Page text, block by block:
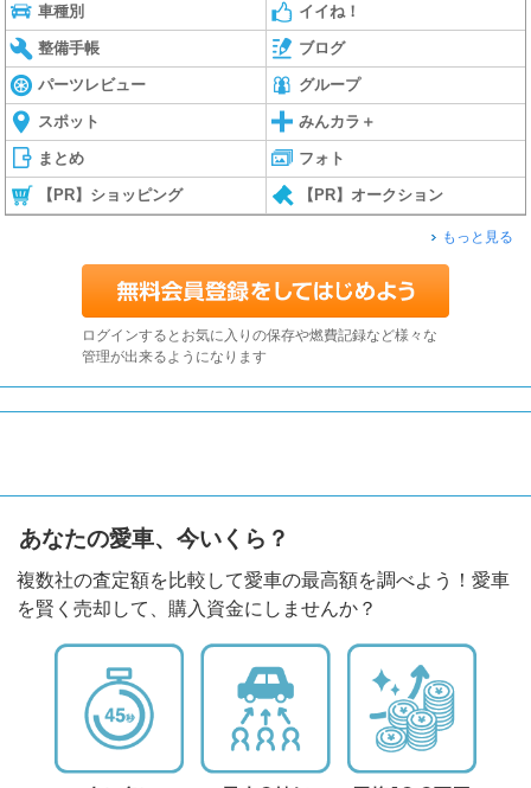
車種別 イイね！
整備手帳 ブログ
パーツレビュー グループ
スポット みんカラ＋
まとめ フォト
【PR】ショッピング 【PR】オークション
もっと見る
ログインするとお気に入りの保存や燃費記録など様々な
管理が出来るようになります
あなたの愛車、今いくら？
複数社の査定額を比較して愛車の最高額を調べよう！愛車
を賢く売却して、購入資金にしませんか？